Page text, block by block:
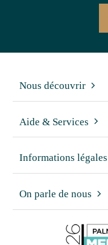
Nous découvrir
Aide & Services
Informations légales
On parle de nous